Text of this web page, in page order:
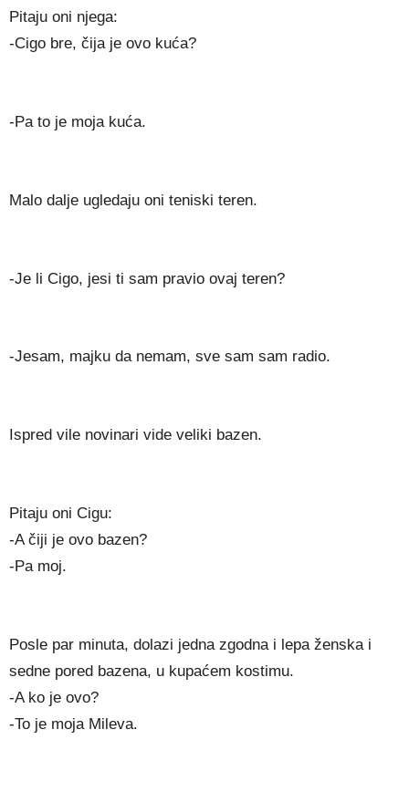
Pitaju oni njega:
-Cigo bre, čija je ovo kuća?
-Pa to je moja kuća.
Malo dalje ugledaju oni teniski teren.
-Je li Cigo, jesi ti sam pravio ovaj teren?
-Jesam, majku da nemam, sve sam sam radio.
Ispred vile novinari vide veliki bazen.
Pitaju oni Cigu:
-A čiji je ovo bazen?
-Pa moj.
Posle par minuta, dolazi jedna zgodna i lepa ženska i
sedne pored bazena, u kupaćem kostimu.
-A ko je ovo?
-To je moja Mileva.